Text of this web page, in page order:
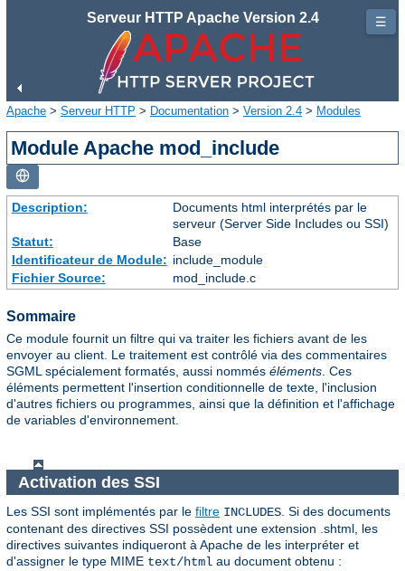
Serveur HTTP Apache Version 2.4
Apache > Serveur HTTP > Documentation > Version 2.4 > Modules
Module Apache mod_include
Description:
Documents html interprétés par le
serveur (Server Side Includes ou SSI)
Statut:
Base
Identificateur de Module: include_module
Fichier Source:
mod_include.c
Sommaire
Ce module fournit un filtre qui va traiter les fichiers avant de les
envoyer au client. Le traitement est contrôlé via des commentaires
SGML spécialement formatés, aussi nommés éléments . Ces
éléments permettent l'insertion conditionnelle de texte, l'inclusion
d'autres fichiers ou programmes, ainsi que la définition et l'affichage
de variables d'environnement.
Activation des SSI
Les SSI sont implémentés par le filtre INCLUDES. Si des documents
contenant des directives SSI possèdent une extension .shtml, les
directives suivantes indiqueront à Apache de les interpréter et
d'assigner le type MIME text/html au document obtenu :
☰